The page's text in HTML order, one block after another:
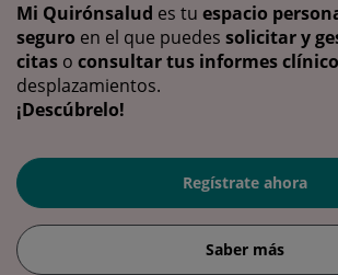
Mi Quirónsalud es tu espacio
seguro en el que puedes solicitar y
citas o consultar tus informes
desplazamientos.
¡Descúbrelo!
Regístrate ahora
Saber más